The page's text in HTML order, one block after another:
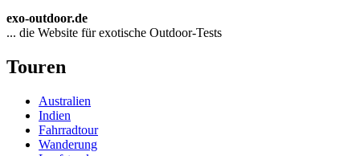
exo-outdoor.de
... die Website für exotische Outdoor-Tests
Touren
Australien
Indien
Fahrradtour
Wanderung